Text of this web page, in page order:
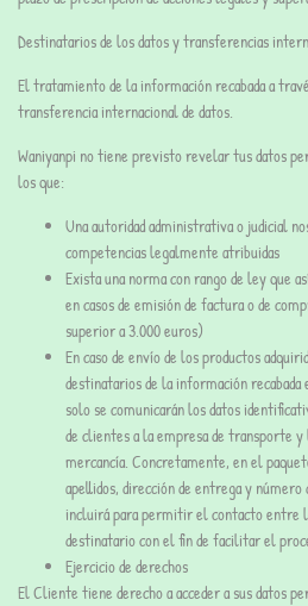
Destinatarios de los datos y transferencias
El tratamiento de la información recabada a
transferencia internacional de datos.
Waniyanpi no tiene previsto revelar tus datos
los que:
Una autoridad administrativa o judicial
competencias legalmente atribuidas
Exista una norma con rango de ley que
en casos de emisión de factura o de
superior a 3.000 euros)
En caso de envío de los productos
destinatarios de la información
solo se comunicarán los datos
de clientes a la empresa de transporte
mercancía. Concretamente, en el
apellidos, dirección de entrega y
incluirá para permitir el contacto entre
destinatario con el fin de facilitar el
Ejercicio de derechos
El Cliente tiene derecho a acceder a sus datos